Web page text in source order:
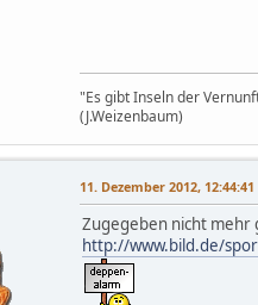
"Es gibt Inseln der
(J.Weizenbaum)
11. Dezember 2012, 12:44:41
Zugegeben nicht mehr
http://www.bild.de/